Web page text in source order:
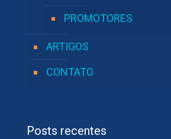
PROMOTORES
ARTIGOS
CONTATO
Posts recentes